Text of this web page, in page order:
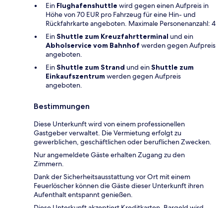
Ein Flughafenshuttle wird gegen einen Aufpreis in
Höhe von 70 EUR pro Fahrzeug für eine Hin- und
Rückfahrkarte angeboten. Maximale Personenanzahl: 4
EinShuttle zum Kreuzfahrtterminal und ein
Abholservice vom Bahnhof werden gegen Aufpreis
angeboten.
EinShuttle zum Strand und einShuttle zum
Einkaufszentrum werden gegen Aufpreis
angeboten.
Bestimmungen
Diese Unterkunft wird von einem professionellen
Gastgeber verwaltet. Die Vermietung erfolgt zu
gewerblichen, geschäftlichen oder beruflichen Zwecken.
Nur angemeldete Gäste erhalten Zugang zu den
Zimmern.
Dank der Sicherheitsausstattung vor Ort mit einem
Feuerlöscher können die Gäste dieser Unterkunft ihren
Aufenthalt entspannt genießen.